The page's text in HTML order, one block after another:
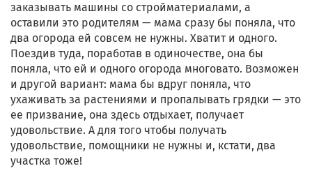
заказывать машины со стройматериалами, а
оставили это родителям — мама сразу бы поняла, что
два огорода ей совсем не нужны. Хватит и одного.
Поездив туда, поработав в одиночестве, она бы
поняла, что ей и одного огорода многовато. Возможен
и другой вариант: мама бы вдруг поняла, что
ухаживать за растениями и пропалывать грядки — это
ее призвание, она здесь отдыхает, получает
удовольствие. А для того чтобы получать
удовольствие, помощники не нужны и, кстати, два
участка тоже!